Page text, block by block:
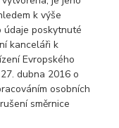
k výše
údaje poskytnuté
kanceláři k
Evropského
dubna 2016 o
osobních
směrnice